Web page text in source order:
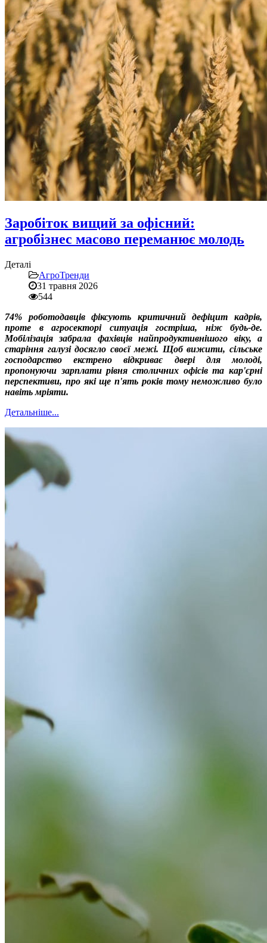
Заробіток вищий за офісний:
агробізнес масово переманює молодь
Деталі
АгроТренди
31 травня 2026
544
74% роботодавців фіксують критичний дефіцит кадрів,
проте в агросекторі ситуація гостріша, ніж будь-де.
Мобілізація забрала фахівців найпродуктивнішого віку, а
старіння галузі досягло своєї межі. Щоб вижити, сільське
господарство екстрено відкриває двері для молоді,
пропонуючи зарплати рівня столичних офісів та кар'єрні
перспективи, про які ще п'ять років тому неможливо було
навіть мріяти.
Детальніше...